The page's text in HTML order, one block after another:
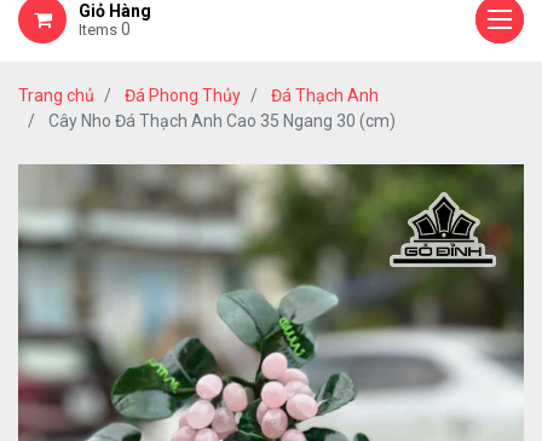
Giỏ Hàng
Items 0
Trang chủ Đá Phong Thủy
Đá Thạch Anh
Cây Nho Đá Thạch Anh Cao 35 Ngang 30 (cm)